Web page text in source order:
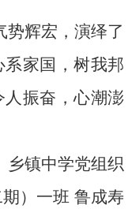
势辉宏，演绎了
家国，树我邦
人振奋，心潮澎
乡镇中学党组织
）一班 鲁成寿